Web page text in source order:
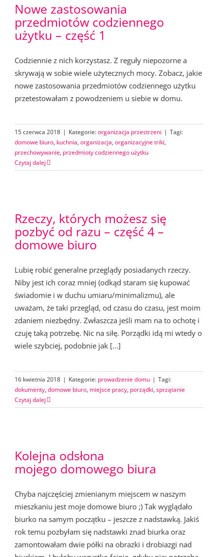
Nowe zastosowania
przedmiotów codziennego
użytku – część 1
Codziennie z nich korzystasz. Z reguły niepozorne a
skrywają w sobie wiele użytecznych mocy. Zobacz, jakie
nowe zastosowania przedmiotów codziennego użytku
przetestowałam z powodzeniem u siebie w domu.
15 czerwca 2018 | Kategorie:organizacja przestrzeni | Tagi:
domowe biuro, kuchnia, organizacja, organizacyjne triki,
przechowywanie, przedmioty codziennego użytku
Czytaj dalej
Rzeczy, których możesz się
pozbyć od razu – część 4 –
domowe biuro
Lubię robić generalne przeglądy posiadanych rzeczy.
Niby jest ich coraz mniej (odkąd staram się kupować
świadomie i w duchu umiaru/minimalizmu), ale
uważam, że taki przegląd, od czasu do czasu, jest moim
zdaniem niezbędny. Zwłaszcza jeśli mam na to ochotę i
czuję taką potrzebę. Nic na siłę. Porządki idą mi wtedy o
wiele szybciej, podobnie jak [...]
16 kwietnia 2018 | Kategorie: prowadzenie domu | Tagi:
dokumenty, domowe biuro, miejsce pracy, porządki, sprzątanie
Czytaj dalej
Kolejna odsłona
mojego domowego biura
Chyba najczęściej zmienianym miejscem w naszym
mieszkaniu jest moje domowe biuro ;) Tak wyglądało
biurko na samym początku – jeszcze z nadstawką. Jakiś
rok temu pozbyłam się nadstawki znad biurka oraz
zamontowałam dwie półki na obrazki i drobiazgi nad